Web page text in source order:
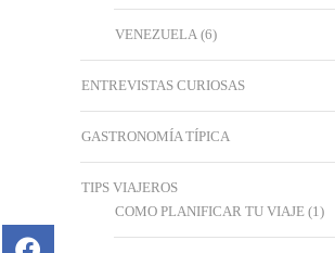
VENEZUELA (6)
ENTREVISTAS CURIOSAS
GASTRONOMÍA TÍPICA
TIPS VIAJEROS
COMO PLANIFICAR TU VIAJE (1)